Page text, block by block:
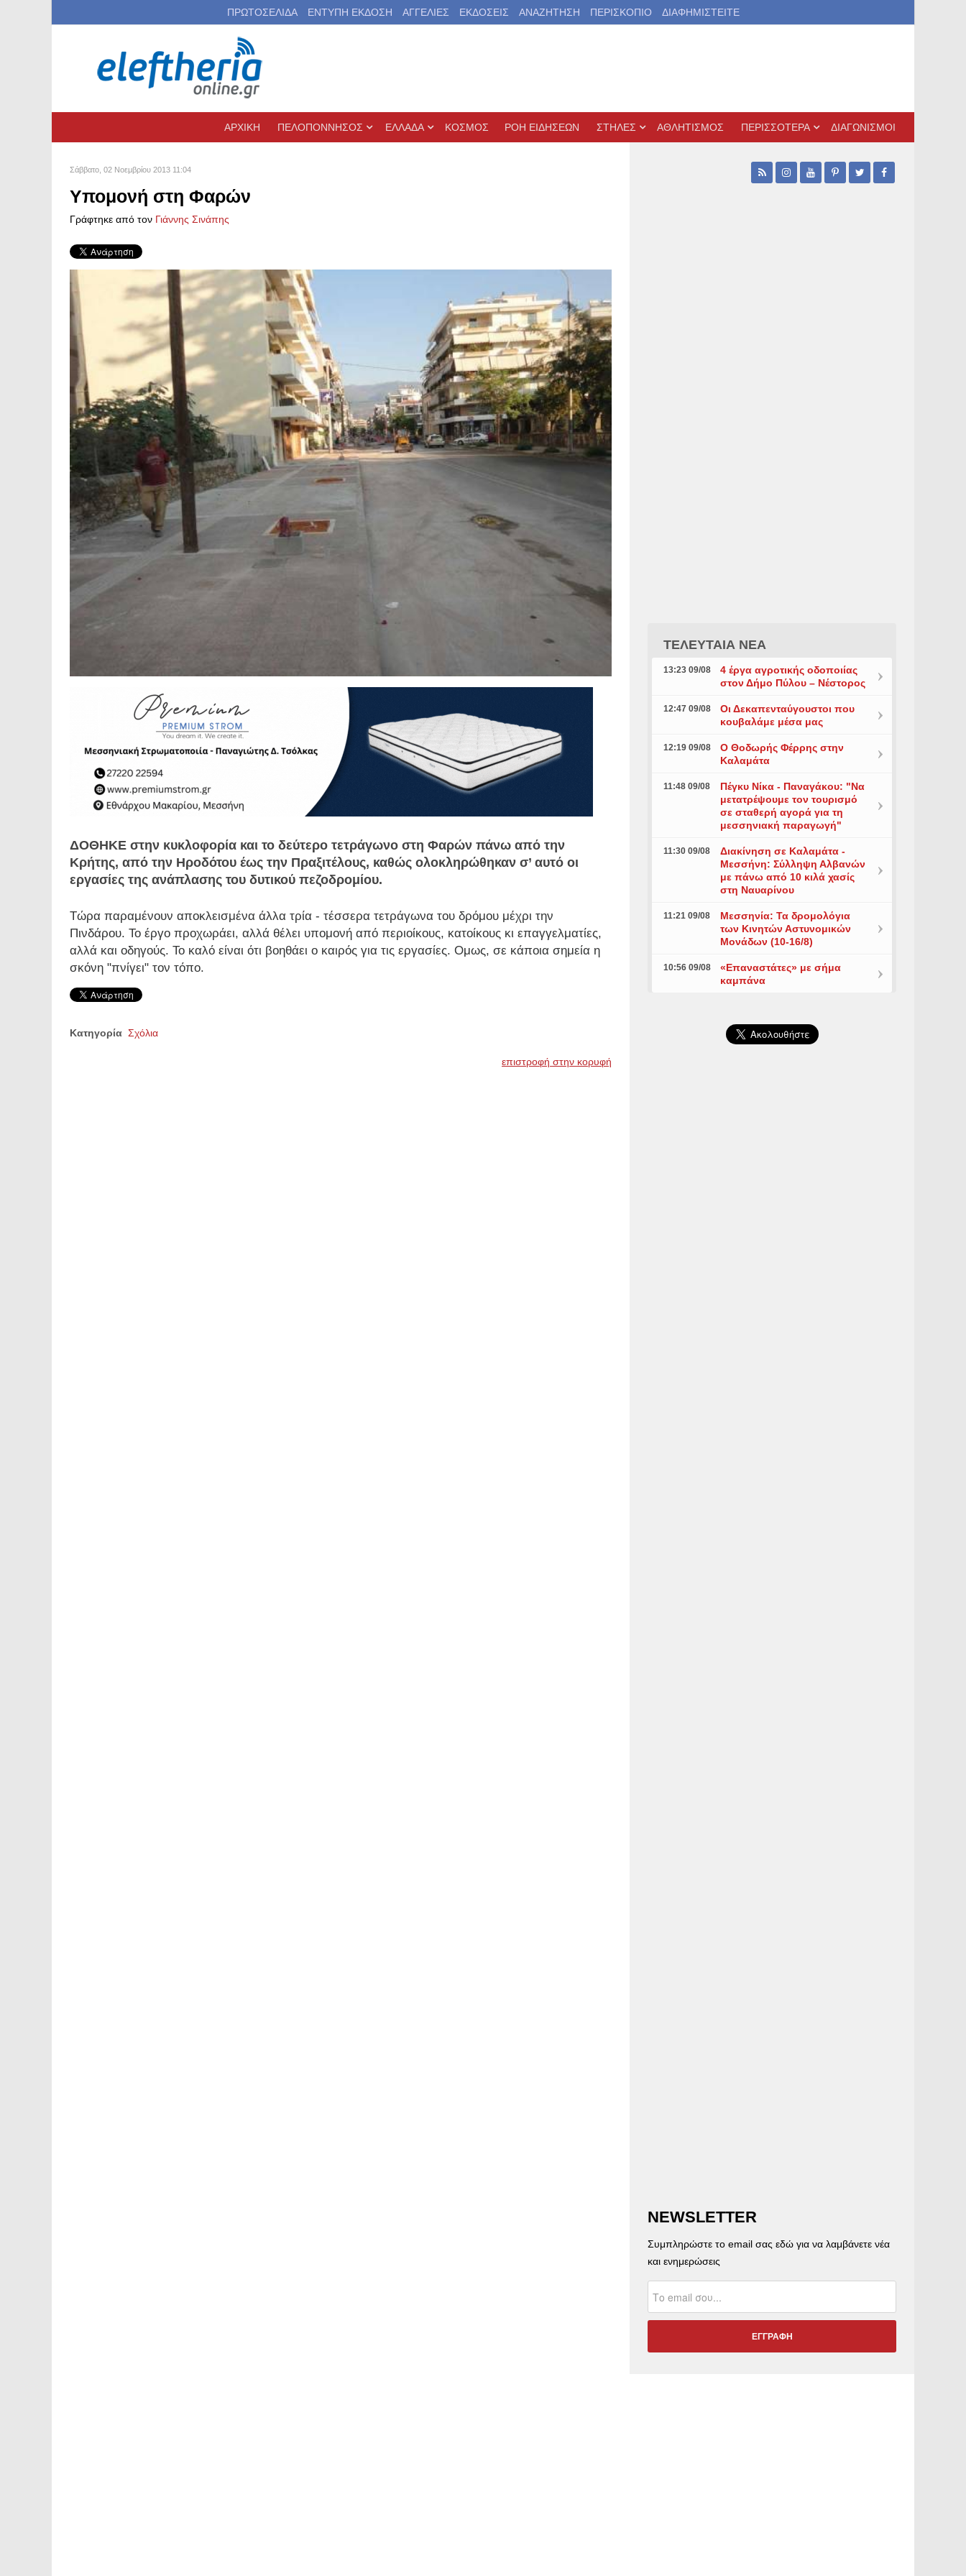
ΠΡΩΤΟΣΕΛΙΔΑ ΕΝΤΥΠΗ ΕΚΔΟΣΗ ΑΓΓΕΛΙΕΣ ΕΚΔΟΣΕΙΣ ΑΝΑΖΗΤΗΣΗ ΠΕΡΙΣΚΟΠΙΟ ΔΙΑΦΗΜΙΣΤΕΙΤΕ
ΑΡΧΙΚΗ ΠΕΛΟΠΟΝΝΗΣΟΣ ΕΛΛΑΔΑ ΚΟΣΜΟΣ ΡΟΗ ΕΙΔΗΣΕΩΝ ΣΤΗΛΕΣ ΑΘΛΗΤΙΣΜΟΣ ΠΕΡΙΣΣΟΤΕΡΑ ΔΙΑΓΩΝΙΣΜΟΙ
Σάββατο, 02 Νοεμβρίου 2013 11:04
Υπομονή στη Φαρών
Γράφτηκε από τον Γιάννης Σινάπης
ΔΟΘΗΚΕ στην κυκλοφορία και το δεύτερο τετράγωνο στη Φαρών πάνω από την
Κρήτης, από την Ηροδότου έως την Πραξιτέλους, καθώς ολοκληρώθηκαν σ’ αυτό οι
εργασίες της ανάπλασης του δυτικού πεζοδρομίου.
Τώρα παραμένουν αποκλεισμένα άλλα τρία - τέσσερα τετράγωνα του δρόμου μέχρι την
Πινδάρου. Το έργο προχωράει, αλλά θέλει υπομονή από περιοίκους, κατοίκους κι επαγγελματίες,
αλλά και οδηγούς. Το καλό είναι ότι βοηθάει ο καιρός για τις εργασίες. Ομως, σε κάποια σημεία η
σκόνη "πνίγει" τον τόπο.
Κατηγορία Σχόλια
επιστροφή στην κορυφή
ΤΕΛΕΥΤΑΙΑ ΝΕΑ
13:23 09/08
4 έργα αγροτικής οδοποιίας
στον Δήμο Πύλου – Νέστορος
12:47 09/08
Οι Δεκαπενταύγουστοι που
κουβαλάμε μέσα μας
12:19 09/08
Ο Θοδωρής Φέρρης στην
Καλαμάτα
11:48 09/08
Πέγκυ Νίκα - Παναγάκου: "Να
μετατρέψουμε τον τουρισμό
σε σταθερή αγορά για τη
μεσσηνιακή παραγωγή"
11:30 09/08
Διακίνηση σε Καλαμάτα -
Μεσσήνη: Σύλληψη Αλβανών
με πάνω από 10 κιλά χασίς
στη Ναυαρίνου
11:21 09/08
Μεσσηνία: Τα δρομολόγια
των Κινητών Αστυνομικών
Μονάδων (10-16/8)
10:56 09/08
«Επαναστάτες» με σήμα
καμπάνα
NEWSLETTER
Συμπληρώστε το email σας εδώ για να λαμβάνετε νέα
και ενημερώσεις